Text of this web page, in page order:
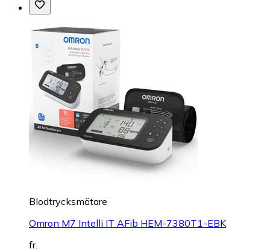
Blodtrycksmätare
Omron M7 Intelli IT AFib HEM-7380T1-EBK
fr.